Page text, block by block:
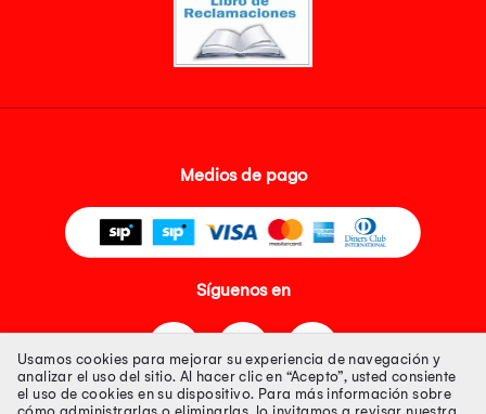
Medios de pago
Síguenos en
Usamos cookies para mejorar su experiencia de navegación y
analizar el uso del sitio. Al hacer clic en “Acepto”, usted consiente
el uso de cookies en su dispositivo. Para más información sobre